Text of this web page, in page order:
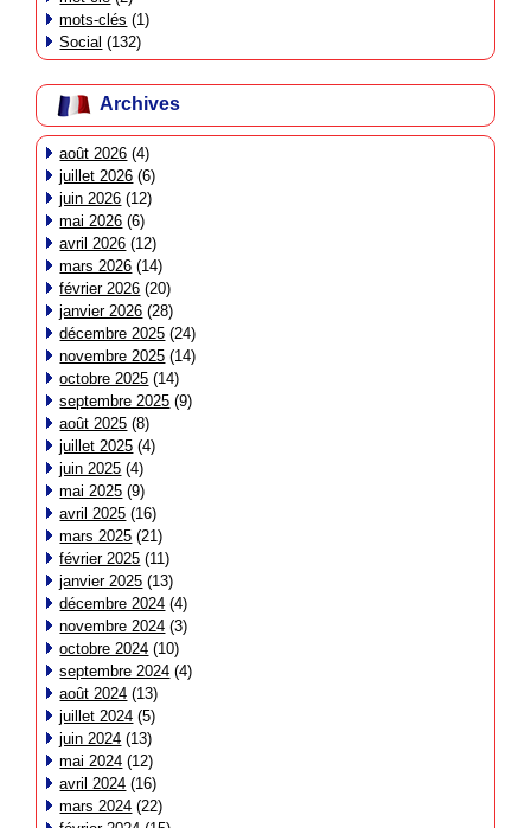
mots-clés (1)
Social (132)
Archives
août 2026 (4)
juillet 2026 (6)
juin 2026 (12)
mai 2026 (6)
avril 2026 (12)
mars 2026 (14)
février 2026 (20)
janvier 2026 (28)
décembre 2025 (24)
novembre 2025 (14)
octobre 2025 (14)
septembre 2025 (9)
août 2025 (8)
juillet 2025 (4)
juin 2025 (4)
mai 2025 (9)
avril 2025 (16)
mars 2025 (21)
février 2025 (11)
janvier 2025 (13)
décembre 2024 (4)
novembre 2024 (3)
octobre 2024 (10)
septembre 2024 (4)
août 2024 (13)
juillet 2024 (5)
juin 2024 (13)
mai 2024 (12)
avril 2024 (16)
mars 2024 (22)